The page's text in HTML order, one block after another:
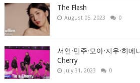
The Flash
August 05, 2023 0
서연·민주·모아·지우·히
Cherry
July 31, 2023 0